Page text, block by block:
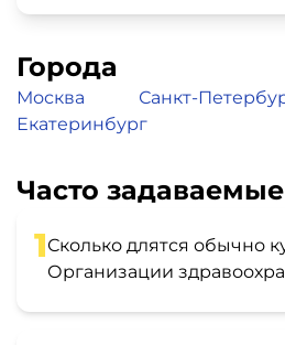
Города
Москва Санкт-
Екатеринбург
Часто
1Сколько длятся обычно
Организации